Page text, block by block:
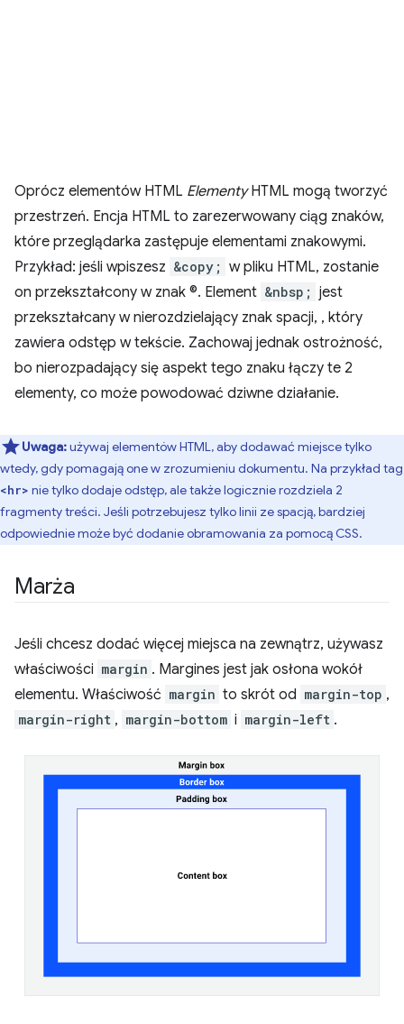
Oprócz elementów HTML ElementyHTML mogą tworzyć
przestrzeń. Encja HTML to zarezerwowany ciąg znaków,
które przeglądarka zastępuje elementami znakowymi.
Przykład: jeśli wpiszesz &copy; w pliku HTML, zostanie
on przekształcony w znak ©. Element &nbsp; jest
przekształcany w nierozdzielający znak spacji, , który
zawiera odstęp w tekście. Zachowaj jednak ostrożność,
bo nierozpadający się aspekt tego znaku łączy te 2
elementy, co może powodować dziwne działanie.
Uwaga:używaj elementów HTML, aby dodawać miejsce tylko
wtedy, gdy pomagają one w zrozumieniu dokumentu. Na przykład tag
<hr> nie tylko dodaje odstęp, ale także logicznie rozdziela 2
fragmenty treści. Jeśli potrzebujesz tylko linii ze spacją, bardziej
odpowiednie może być dodanie obramowania za pomocą CSS.
Marża
Jeśli chcesz dodać więcej miejsca na zewnątrz, używasz
właściwości margin . Margines jest jak osłona wokół
elementu. Właściwość margin to skrót od margin-top ,
margin-right , margin-bottom i margin-left .